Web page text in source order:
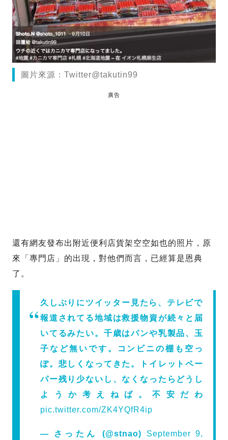
圖片來源：Twitter@takutin99
廣告
還有網友發布出附近便利店貨架空空如也的照片，原
來「專門店」的出現，對他們而言，已經算是恩典
了。
久しぶりにツイッター見たら、テレビで
報道されてる地域は救援物資が続々と届
いてるみたい。千歳はパンや乳製品、玉
子など無いです。コンビニの棚も空っ
ぽ。悲しくなってきた。トイレットペー
パー残り少ないし、なくなったらどうし
ようか考えねば。不安だわ
pic.twitter.com/ZK4YQfR4ip
— さったん (@stnao) September 9,